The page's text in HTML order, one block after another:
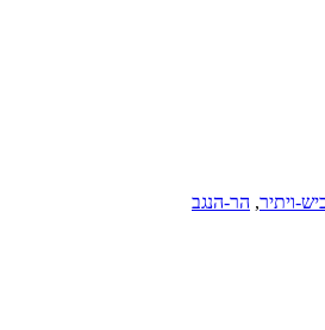
ויתיר, הר-הנגב